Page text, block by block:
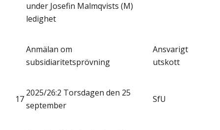
under Josefin Malmqvists (M)
ledighet
Anmälan om
subsidiaritetsprövning
Ansvarigt
utskott
17
2025/26:2 Torsdagen den 25
september
SfU